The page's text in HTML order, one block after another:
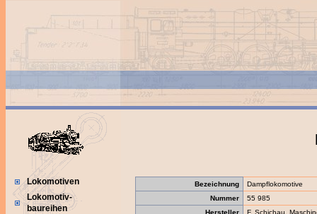
Lokomotiven
Lokomotiv-
baureihen
Bezeichnung
Dampflokomotive
Nummer
55 985
Hersteller
F. Schichau,